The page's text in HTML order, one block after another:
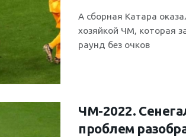
А сборная Катара
хозяйкой ЧМ, которая
раунд без очков
ЧМ-2022.
проблем